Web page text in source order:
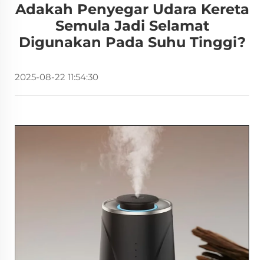
Adakah Penyegar Udara Kereta
Semula Jadi Selamat
Digunakan Pada Suhu Tinggi?
2025-08-22 11:54:30